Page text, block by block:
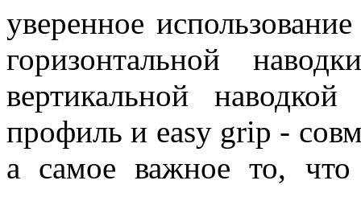
уверенное
горизонтальной
вертикальной
профиль и easy grip -
а самое важное то, что